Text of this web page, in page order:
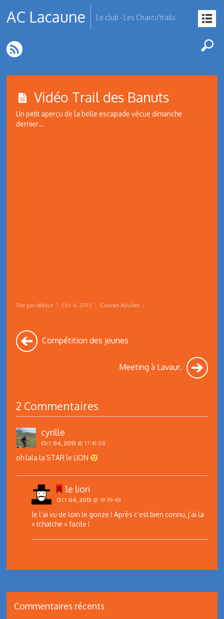
AC Lacaune Le club - Les Charcu'trails
Vidéo Trail des Banuts
Un petit aperçu de la belle escapade vécue dimanche
dernier…
Site par défaut | Oct 4, 2013 | Courses Adultes |
Compétition des jeunes
Meeting à Lavaur.
2 Commentaires
cyrille
Oct 04, 2013 @ 17:41:08
oh lala la STAR le LION
le lion
Oct 04, 2013 @ 19:39:48
Je l’ai vu de loin le gonze ! Après c’est bien connu, j’ai la
« tchatche » facile !
Commentaires récents